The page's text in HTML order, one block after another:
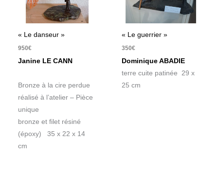
« Le danseur »
950€
Janine LE CANN
Bronze à la cire perdue
réalisé à l’atelier – Pièce
unique
bronze et filet résiné
(époxy) 35 x 22 x 14
cm
« Le guerrier »
350€
Dominique ABADIE
terre cuite patinée 29 x
25 cm